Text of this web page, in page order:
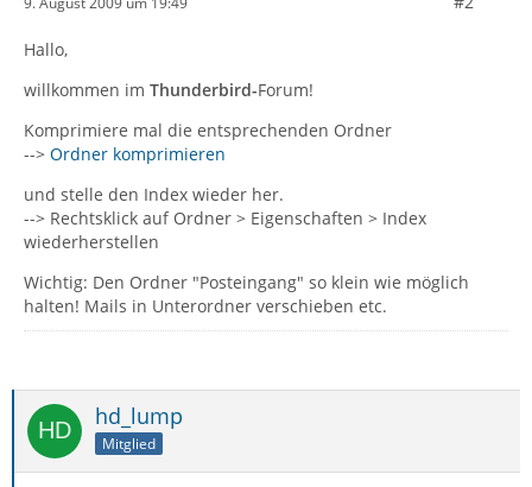
Hallo,
willkommen im Thunderbird-Forum!
Komprimiere mal die entsprechenden Ordner
--> Ordner komprimieren
und stelle den Index wieder her.
--> Rechtsklick auf Ordner > Eigenschaften > Index
wiederherstellen
Wichtig: Den Ordner "Posteingang" so klein wie möglich
halten! Mails in Unterordner verschieben etc.
hd_lump
Mitglied